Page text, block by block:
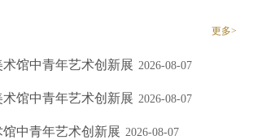
更多>
术馆中青年艺术创新展 2026-08-07
术馆中青年艺术创新展 2026-08-07
馆中青年艺术创新展 2026-08-07